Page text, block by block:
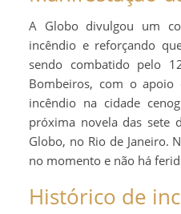
A Globo divulgou um
incêndio e reforçando
sendo combatido pelo
Bombeiros, com o
incêndio na cidade
próxima novela das sete
Globo, no Rio de Janeiro.
no momento e não há
Histórico de